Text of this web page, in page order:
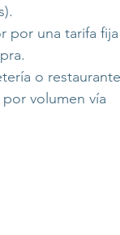
por una tarifa
o
volumen vía